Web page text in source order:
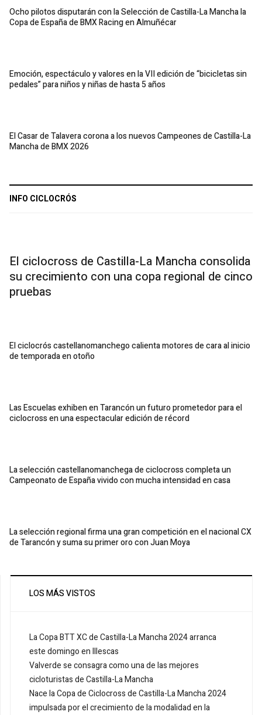
Ocho pilotos disputarán con la Selección de Castilla-La Mancha la
Copa de España de BMX Racing en Almuñécar
Emoción, espectáculo y valores en la VII edición de “bicicletas sin
pedales” para niños y niñas de hasta 5 años
El Casar de Talavera corona a los nuevos Campeones de Castilla-La
Mancha de BMX 2026
INFO CICLOCRÓS
El ciclocross de Castilla-La Mancha consolida
su crecimiento con una copa regional de cinco
pruebas
El ciclocrós castellanomanchego calienta motores de cara al inicio
de temporada en otoño
Las Escuelas exhiben en Tarancón un futuro prometedor para el
ciclocross en una espectacular edición de récord
La selección castellanomanchega de ciclocross completa un
Campeonato de España vivido con mucha intensidad en casa
La selección regional firma una gran competición en el nacional CX
de Tarancón y suma su primer oro con Juan Moya
LOS MÁS VISTOS
La Copa BTT XC de Castilla-La Mancha 2024 arranca
este domingo en Illescas
Valverde se consagra como una de las mejores
cicloturistas de Castilla-La Mancha
Nace la Copa de Ciclocross de Castilla-La Mancha 2024
impulsada por el crecimiento de la modalidad en la